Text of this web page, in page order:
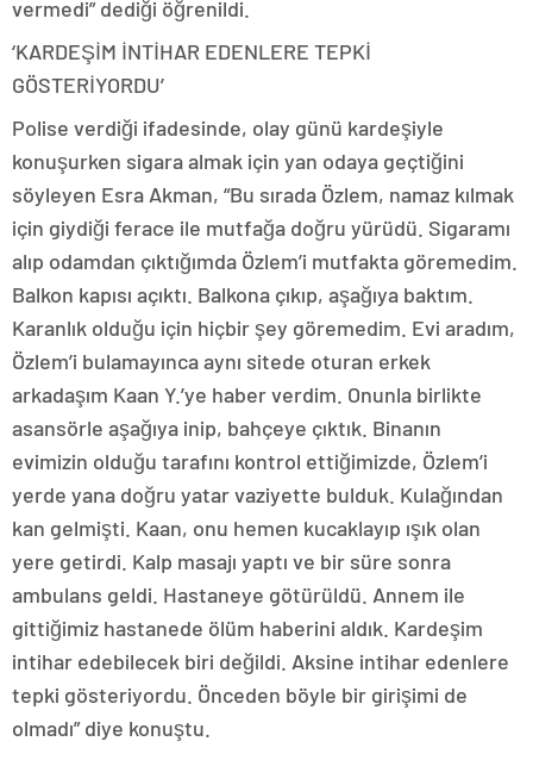
vermedi” dediği öğrenildi.
‘KARDEŞİM İNTİHAR EDENLERE TEPKİ
GÖSTERİYORDU’
Polise verdiği ifadesinde, olay günü kardeşiyle
konuşurken sigara almak için yan odaya geçtiğini
söyleyen Esra Akman, “Bu sırada Özlem, namaz kılmak
için giydiği ferace ile mutfağa doğru yürüdü. Sigaramı
alıp odamdan çıktığımda Özlem’i mutfakta göremedim.
Balkon kapısı açıktı. Balkona çıkıp, aşağıya baktım.
Karanlık olduğu için hiçbir şey göremedim. Evi aradım,
Özlem’i bulamayınca aynı sitede oturan erkek
arkadaşım Kaan Y.’ye haber verdim. Onunla birlikte
asansörle aşağıya inip, bahçeye çıktık. Binanın
evimizin olduğu tarafını kontrol ettiğimizde, Özlem’i
yerde yana doğru yatar vaziyette bulduk. Kulağından
kan gelmişti. Kaan, onu hemen kucaklayıp ışık olan
yere getirdi. Kalp masajı yaptı ve bir süre sonra
ambulans geldi. Hastaneye götürüldü. Annem ile
gittiğimiz hastanede ölüm haberini aldık. Kardeşim
intihar edebilecek biri değildi. Aksine intihar edenlere
tepki gösteriyordu. Önceden böyle bir girişimi de
olmadı” diye konuştu.